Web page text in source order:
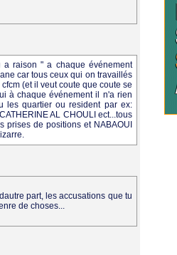
raison " a chaque événement
car tous ceux qui on travaillés
(et il veut coute que coute se
à chaque événement il n'a rien
les quartier ou resident par ex:
AL CHOULI ect...tous
prises de positions et NABAOUI
part, les accusations que tu
de choses...